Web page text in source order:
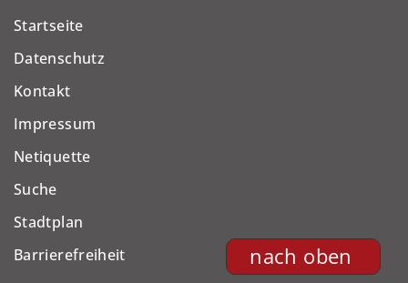
nach oben
Startseite
Datenschutz
Kontakt
Impressum
Netiquette
Suche
Stadtplan
Barrierefreiheit